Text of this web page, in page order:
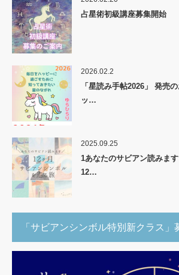
占星術初級講座募集開始
2026.02.2
「星読み手帖2026」 発売
ッ…
2025.09.25
1あなたのサビアン読みま
12…
「サビアンシンボル特別新クラス」